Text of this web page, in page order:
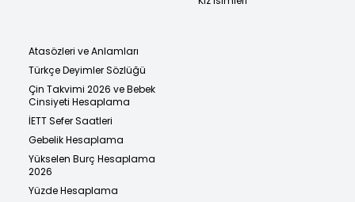
Atasözleri ve Anlamları
Türkçe Deyimler Sözlüğü
Çin Takvimi 2026 ve Bebek
Cinsiyeti Hesaplama
İETT Sefer Saatleri
Gebelik Hesaplama
Yükselen Burç Hesaplama
2026
Yüzde Hesaplama